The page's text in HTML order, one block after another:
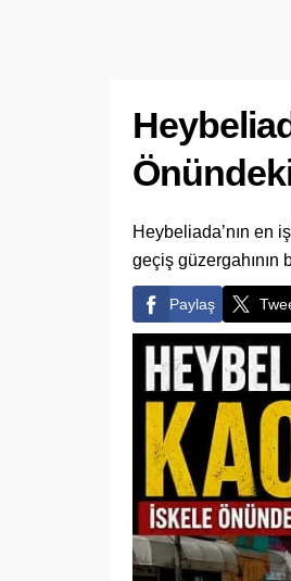
Önündeki
Heybeliada’nın en
geçiş güzergahının
Paylaş